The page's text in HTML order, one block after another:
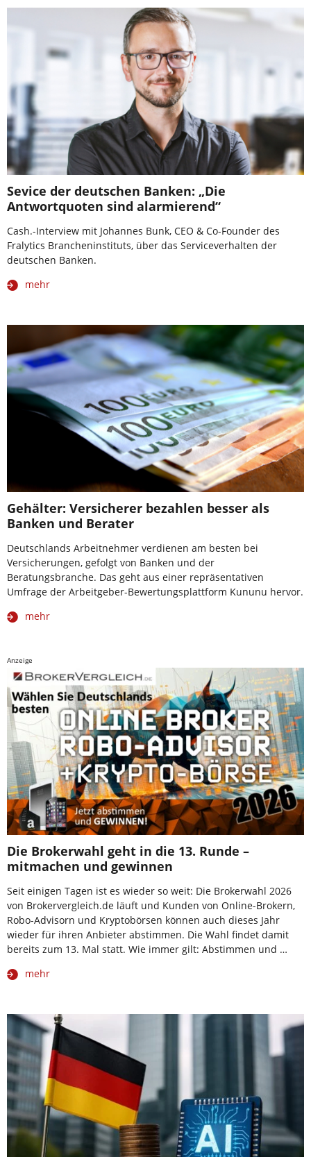
Sevice der deutschen Banken: „Die
Antwortquoten sind alarmierend“
Cash.-Interview mit Johannes Bunk, CEO & Co-Founder des
Fralytics Brancheninstituts, über das Serviceverhalten der
deutschen Banken.
mehr
Gehälter: Versicherer bezahlen besser als
Banken und Berater
Deutschlands Arbeitnehmer verdienen am besten bei
Versicherungen, gefolgt von Banken und der
Beratungsbranche. Das geht aus einer repräsentativen
Umfrage der Arbeitgeber-Bewertungsplattform Kununu hervor.
mehr
Anzeige
Die Brokerwahl geht in die 13. Runde –
mitmachen und gewinnen
Seit einigen Tagen ist es wieder so weit: Die Brokerwahl 2026
von Brokervergleich.de läuft und Kunden von Online-Brokern,
Robo-Advisorn und Kryptobörsen können auch dieses Jahr
wieder für ihren Anbieter abstimmen. Die Wahl findet damit
bereits zum 13. Mal statt. Wie immer gilt: Abstimmen und …
mehr